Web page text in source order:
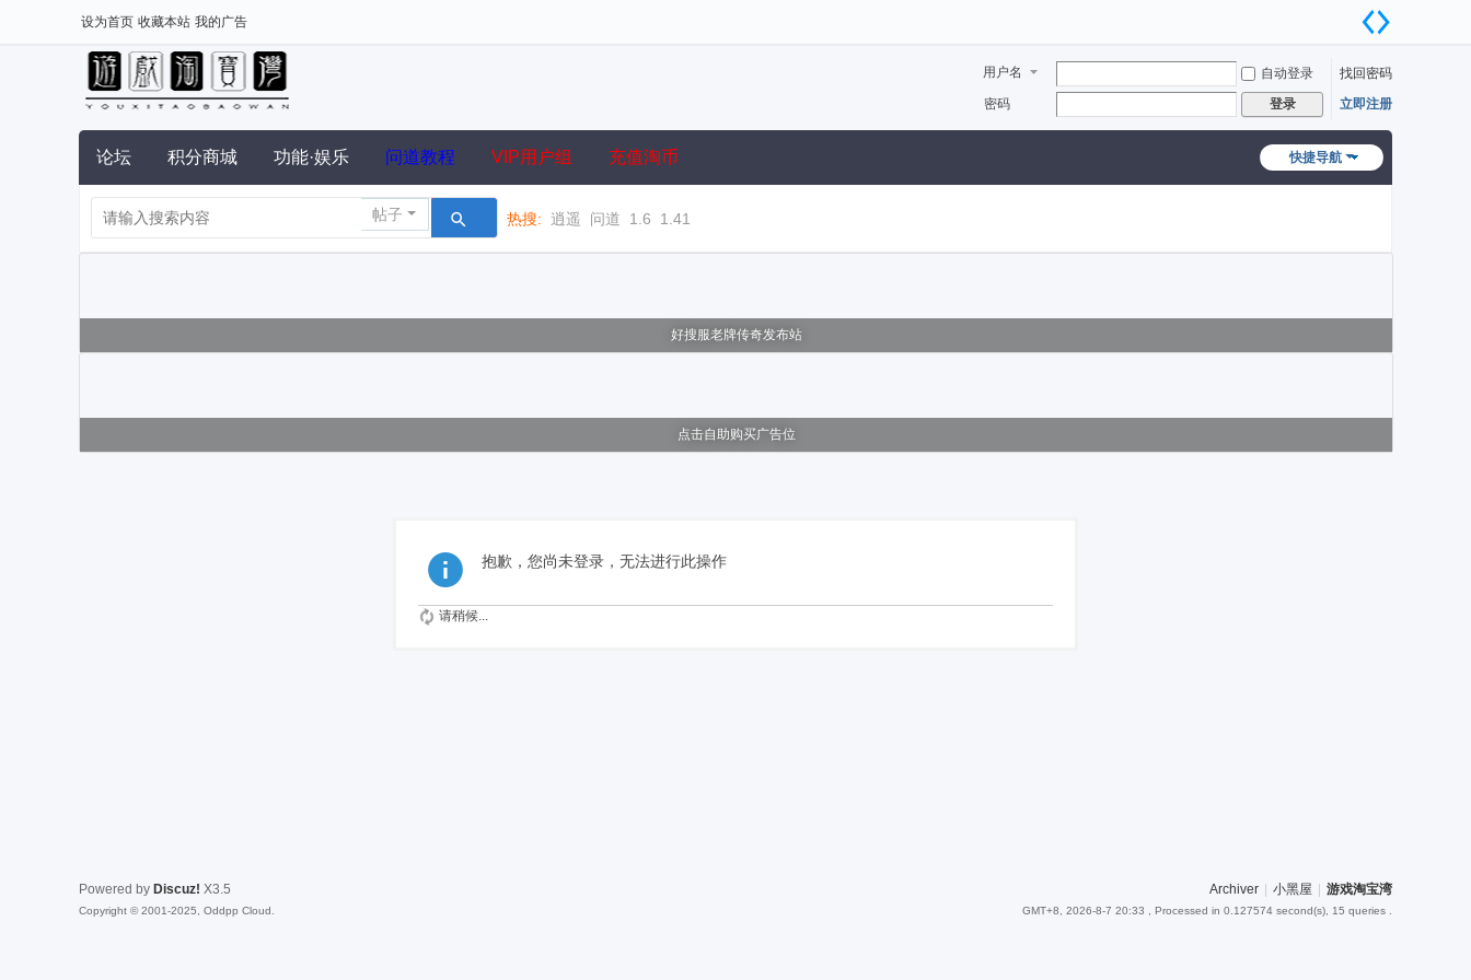
设为首页 收藏本站 我的广告
用户名 自动登录
找回密码
密码
登录 立即注册
快捷导航
论坛 积分商城 功能·娱乐 问道教程 VIP用户组 充值淘币
帖子 热搜: 逍遥 问道 1.6 1.41
好搜服老牌传奇发布站
点击自助购买广告位
抱歉，您尚未登录，无法进行此操作
请稍候...
Archiver 小黑屋 游戏淘宝湾
GMT+8, 2026-8-7 20:33 , Processed in 0.127574 second(s), 15 queries .
Powered by Discuz! X3.5
Copyright © 2001-2025, Oddpp Cloud.